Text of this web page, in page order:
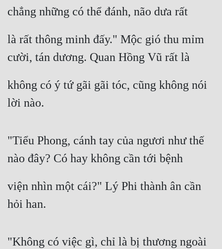
chẳng những có thể đánh, não dưa rất
là rất thông minh đấy." Mộc gió thu mỉm
cười, tán dương. Quan Hồng Vũ rất là
không có ý tứ gãi gãi tóc, cũng không nói
lời nào.
"Tiểu Phong, cánh tay của ngươi như thế
nào đây? Có hay không cần tới bệnh
viện nhìn một cái?" Lý Phi thành ân cần
hỏi han.
"Không có việc gì, chỉ là bị thương ngoài